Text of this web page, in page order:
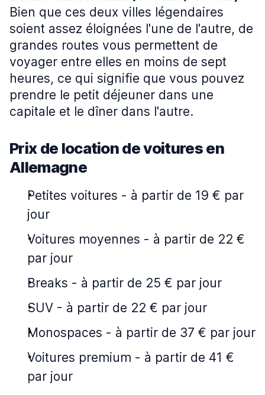
Bien que ces deux villes légendaires
soient assez éloignées l'une de l'autre, de
grandes routes vous permettent de
voyager entre elles en moins de sept
heures, ce qui signifie que vous pouvez
prendre le petit déjeuner dans une
capitale et le dîner dans l'autre.
Prix de location de voitures en
Allemagne
Petites voitures - à partir de 19 € par
jour
Voitures moyennes - à partir de 22 €
par jour
Breaks - à partir de 25 € par jour
SUV - à partir de 22 € par jour
Monospaces - à partir de 37 € par jour
Voitures premium - à partir de 41 €
par jour